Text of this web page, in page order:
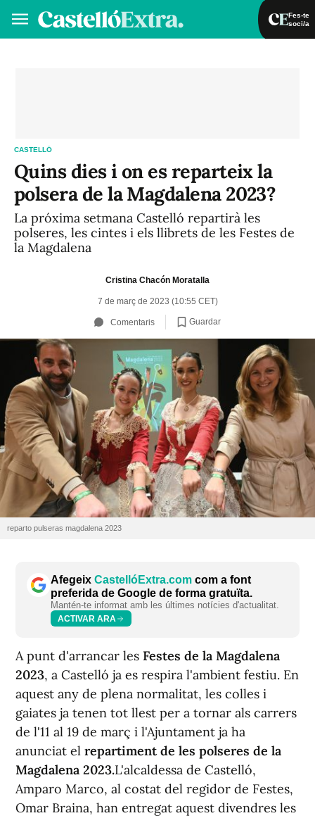
Fes-te
soci/a
CASTELLÓ
Quins dies i on es reparteix la
polsera de la Magdalena 2023?
La próxima setmana Castelló repartirà les
polseres, les cintes i els llibrets de les Festes de
la Magdalena
Cristina Chacón Moratalla
7 de març de 2023 (10:55 CET)
Comentaris Guardar
reparto pulseras magdalena 2023
Afegeix CastellóExtra.com com a font
preferida de Google de forma gratuïta.
Mantén-te informat amb les últimes notícies d'actualitat.
ACTIVAR ARA
A punt d'arrancar les Festes de la Magdalena
2023, a Castelló ja es respira l'ambient festiu. En
aquest any de plena normalitat, les colles i
gaiates ja tenen tot llest per a tornar als carrers
de l'11 al 19 de març i l'Ajuntament ja ha
anunciat el repartiment de les polseres de la
Magdalena 2023.L'alcaldessa de Castelló,
Amparo Marco, al costat del regidor de Festes,
Omar Braina, han entregat aquest divendres les